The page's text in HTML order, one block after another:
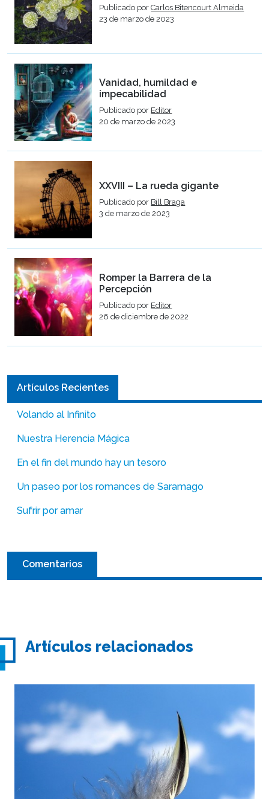
Publicado porCarlos Bitencourt Almeida
23 de marzo de 2023
Vanidad, humildad e
impecabilidad
Publicado por Editor
20 de marzo de 2023
XXVIII – La rueda gigante
Publicado por Bill Braga
3 de marzo de 2023
Romper la Barrera de la
Percepción
Publicado por Editor
26 de diciembre de 2022
Artículos Recientes
Volando al Infinito
Nuestra Herencia Mágica
En el fin del mundo hay un tesoro
Un paseo por los romances de Saramago
Sufrir por amar
Comentarios
Artículos relacionados